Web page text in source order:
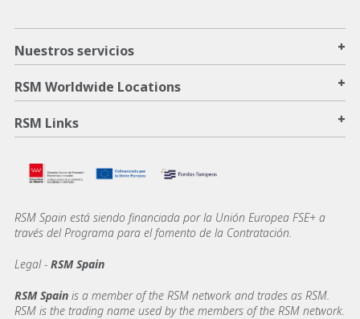
Nuestros servicios +
RSM Worldwide Locations +
RSM Links +
RSM Spain está siendo financiada por la Unión Europea FSE+ a
través del Programa para el fomento de la Contratación.
Legal - RSM Spain
RSM Spain is a member of the RSM network and trades as RSM.
RSM is the trading name used by the members of the RSM network.